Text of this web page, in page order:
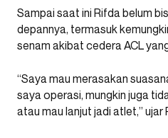
Sampai saat ini Rifda belum
depannya, termasuk
senam akibat cedera ACL
“Saya mau merasakan
saya operasi, mungkin juga
atau mau lanjut jadi atlet,” ujar